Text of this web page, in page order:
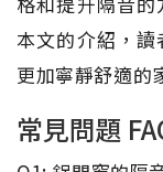
本文的介紹，
更加寧靜舒適的
常見問題